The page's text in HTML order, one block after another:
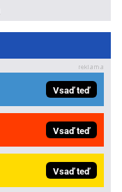
Vsaď teď
Vsaď teď
Vsaď teď